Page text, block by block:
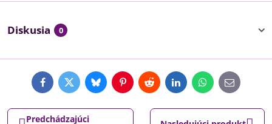
Diskusia 0
FacebookTwitterBlueskyPinterestRedditLinkedInWhatsApp
E-
mail
Predchádzajúci